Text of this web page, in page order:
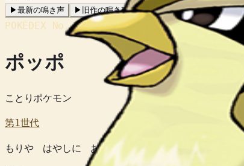
▶最新の鳴き声 ▶ 旧作の鳴き声
POKÉDEX No.#016
ポッポ
ことりポケモン
第1世代
もりや はやしに おおく ぶんぷ。 ちじょうでも